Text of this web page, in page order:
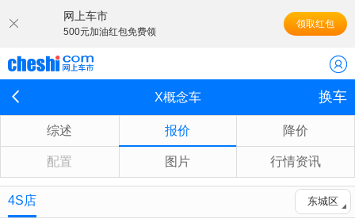
网上车市
500元加油红包免费领
领取红包
X概念车 换车
综述 报价 降价
配置 图片 行情资讯
4S店 东城区